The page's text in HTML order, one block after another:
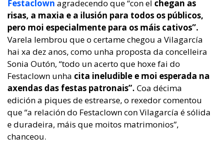
Festaclown agradecendo que “con el chegan as
risas, a maxia e a ilusión para todos os públicos,
pero moi especialmente para os máis cativos”.
Varela lembrou que o certame chegou a Vilagarcía
hai xa dez anos, como unha proposta da concelleira
Sonia Outón, “todo un acerto que hoxe fai do
Festaclown unha cita ineludible e moi esperada na
axendas das festas patronais”. Coa décima
edición a piques de estrearse, o rexedor comentou
que “a relación do Festaclown con Vilagarcía é sólida
e duradeira, máis que moitos matrimonios”,
chanceou.